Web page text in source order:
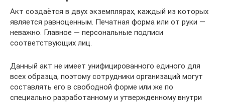
Акт создаётся в двух экземплярах, каждый из которых
является равноценным. Печатная форма или от руки —
неважно. Главное — персональные подписи
соответствующих лиц.
Данный акт не имеет унифицированного единого для
всех образца, поэтому сотрудники организаций могут
составлять его в свободной форме или же по
специально разработанному и утвержденному внутри